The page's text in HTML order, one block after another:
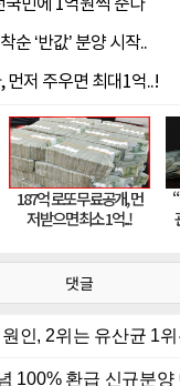
댓글